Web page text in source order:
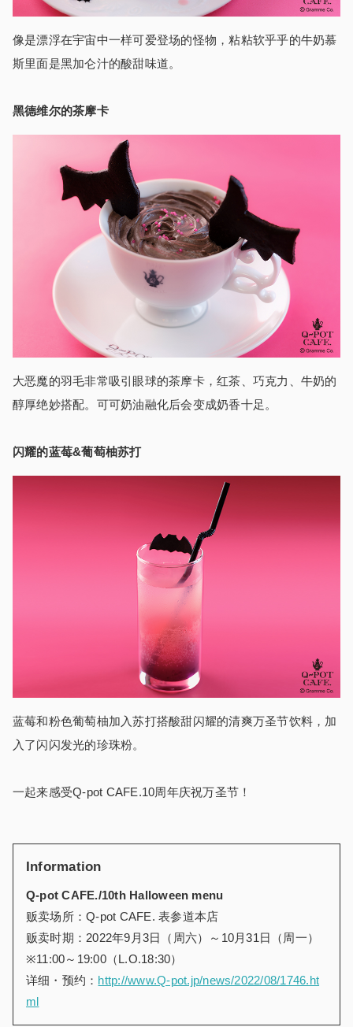
像是漂浮在宇宙中一样可爱登场的怪物，粘粘软乎乎的牛奶慕
斯里面是黑加仑汁的酸甜味道。
黑德维尔的茶摩卡
大恶魔的羽毛非常吸引眼球的茶摩卡，红茶、巧克力、牛奶的
醇厚绝妙搭配。可可奶油融化后会变成奶香十足。
闪耀的蓝莓&葡萄柚苏打
蓝莓和粉色葡萄柚加入苏打搭酸甜闪耀的清爽万圣节饮料，加
入了闪闪发光的珍珠粉。
一起来感受Q-pot CAFE.10周年庆祝万圣节！
Information
Q-pot CAFE./10th Halloween menu
贩卖场所：Q-pot CAFE.表参道本店
贩卖时期： 2022年9 月3日（周六）～ 10月31日（周一）
※11:00～ 19:00（L.O.18:30）
详细 ・ 预约： http://www.Q-pot.jp/news/2022/08/1746.ht
ml